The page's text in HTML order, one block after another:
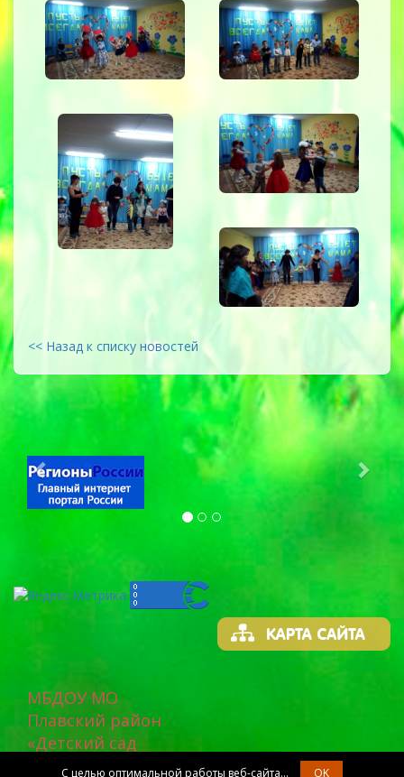
<< Назад к списку новостей
Previous Next
МБДОУ МО
Плавский район
«Детский сад
«Родничок»
С целью оптимальной работы веб-сайта... OK